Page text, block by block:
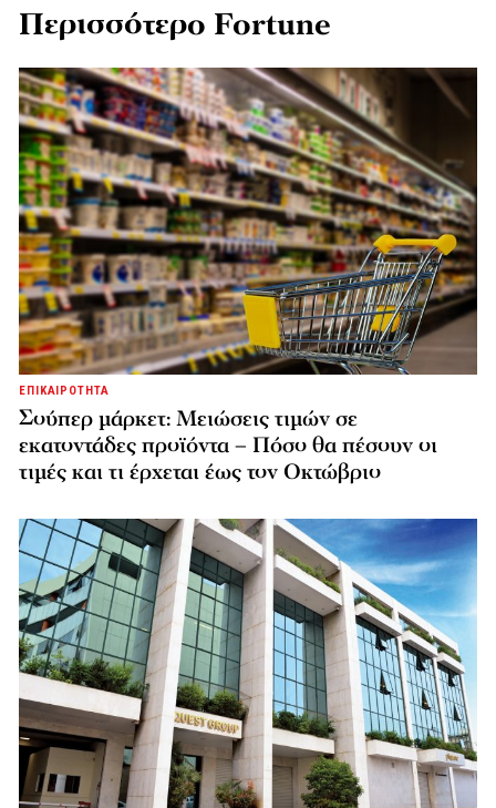
Περισσότερο Fortune
ΕΠΙΚΑΙΡΟΤΗΤΑ
Σούπερ μάρκετ: Μειώσεις τιμών σε
εκατοντάδες προϊόντα – Πόσο θα πέσουν οι
τιμές και τι έρχεται έως τον Οκτώβριο